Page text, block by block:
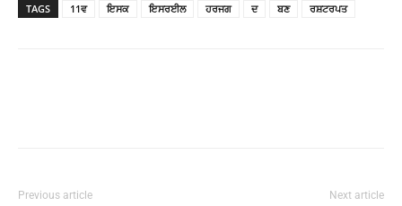
TAGS 11ਵ ਇਸਕ ਇਸਰਈਲ ਹਰਜਗ ਦ ਬਣ ਰਸ਼ਟਰਪਤ
Previous article Next article